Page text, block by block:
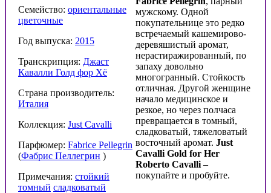
Семейство: ориентальные
цветочные
Год выпуска: 2015
Транскрипция: Джаст
Кавалли Голд фор Хё
Страна производитель:
Италия
Коллекция: Just Cavalli
Парфюмер: Fabrice Pellegrin
(Фабрис Пеллегрин )
Примечания: стойкий
томный сладковатый
мужскому. Одной
покупательнице это редко
встречаемый кашемирово-
деревяшистый аромат,
нерастиражированный, по
запаху довольно
многогранный. Стойкость
отличная. Другой женщине
начало медицинское и
резкое, но через полчаса
превращается в томный,
сладковатый, тяжеловатый
восточный аромат. Just
Cavalli Gold for Her
Roberto Cavalli –
покупайте и пробуйте.